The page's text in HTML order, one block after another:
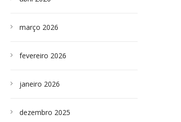
março 2026
fevereiro 2026
janeiro 2026
dezembro 2025